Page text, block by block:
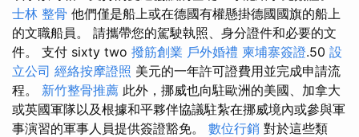
士林 整骨 他們僅是船上或在德國有權懸掛德國國旗的船上
的文職船員。 請攜帶您的駕駛執照、身分證件和必要的文
件。 支付 sixty two 撥筋創業 戶外婚禮 柬埔寨簽證.50 設
立公司 經絡按摩證照 美元的一年許可證費用並完成申請流
程。 新竹整骨推薦 此外，挪威也向駐歐洲的美國、加拿大
或英國軍隊以及根據和平夥伴協議駐紮在挪威境內或參與軍
事演習的軍事人員提供簽證豁免。 數位行銷 對於這些類